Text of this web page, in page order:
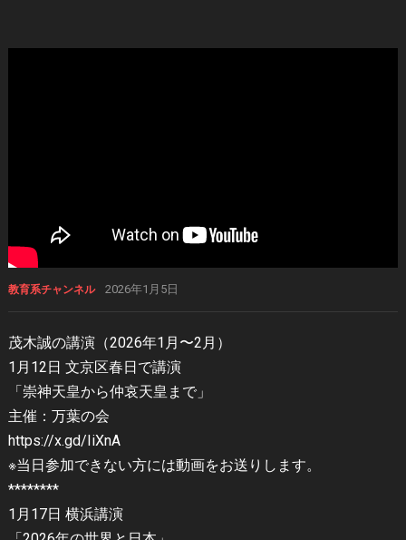
教育系チャンネル 2026年1月5日
茂木誠の講演（2026年1月〜2月）
1月12日 文京区春日で講演
「崇神天皇から仲哀天皇まで」
主催：万葉の会
https://x.gd/IiXnA
※当日参加できない方には動画をお送りします。
********
1月17日 横浜講演